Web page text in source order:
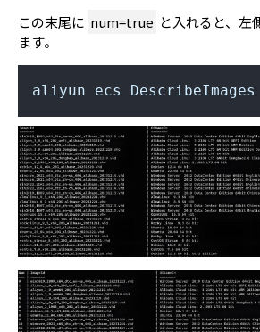
この末尾に num=true と入れると、左
ます。
aliyun ecs